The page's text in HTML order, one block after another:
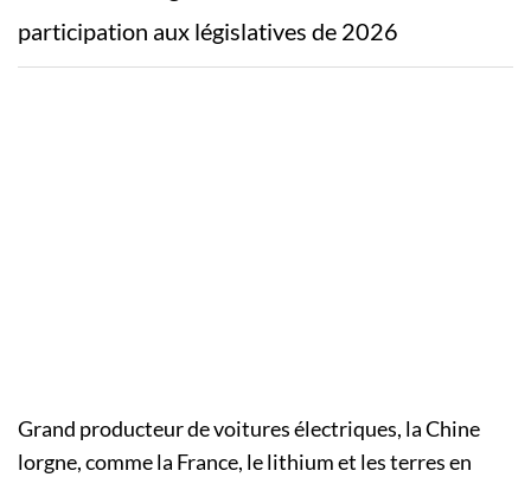
participation aux législatives de 2026
Grand producteur de voitures électriques, la Chine
lorgne, comme la France, le lithium et les terres en